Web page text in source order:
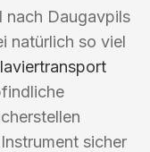
nach Daugavpils
natürlich so viel
sicher